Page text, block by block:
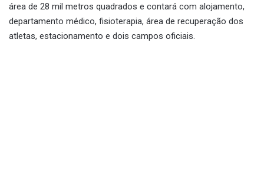
área de 28 mil metros quadrados e contará com alojamento,
departamento médico, fisioterapia, área de recuperação dos
atletas, estacionamento e dois campos oficiais.